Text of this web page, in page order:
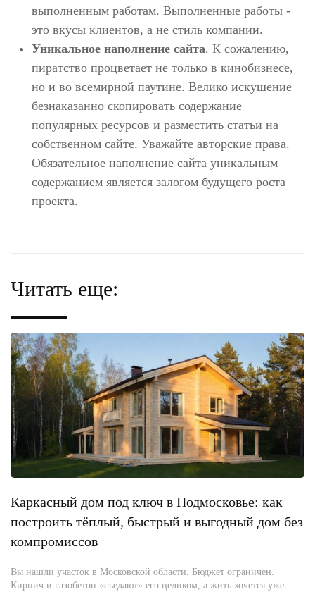
выполненным работам. Выполненные работы -
это вкусы клиентов, а не стиль компании.
Уникальное наполнение сайта. К сожалению,
пиратство процветает не только в кинобизнесе,
но и во всемирной паутине. Велико искушение
безнаказанно скопировать содержание
популярных ресурсов и разместить статьи на
собственном сайте. Уважайте авторские права.
Обязательное наполнение сайта уникальным
содержанием является залогом будущего роста
проекта.
Читать еще:
Каркасный дом под ключ в Подмосковье: как
построить тёплый, быстрый и выгодный дом без
компромиссов
Вы нашли участок в Московской области. Бюджет ограничен.
Кирпич и газобетон «съедают» его целиком, а жить хочется уже